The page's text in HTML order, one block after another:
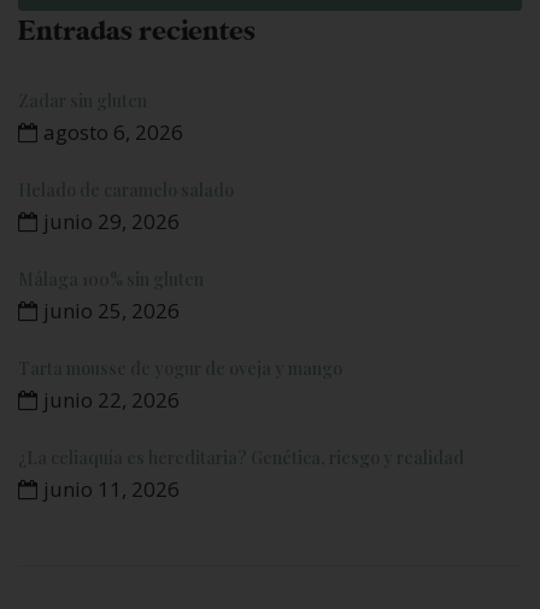
Entradas recientes
Zadar sin gluten
agosto 6, 2026
Helado de caramelo salado
junio 29, 2026
Málaga 100% sin gluten
junio 25, 2026
Tarta mousse de yogur de oveja y mango
junio 22, 2026
¿La celiaquía es hereditaria? Genética, riesgo y realidad
junio 11, 2026